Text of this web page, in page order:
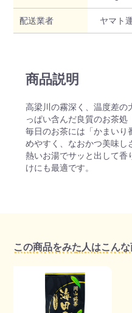
配送業者 ヤマト
商品説明
高梁川の霧深く、温度差の
っぱい含んだ良質のお茶処
毎日のお茶には「かまいり
めやすく、なおかつ美味し
熱いお湯でサッと出して香
けにも最適です。
この商品をみた人はこん